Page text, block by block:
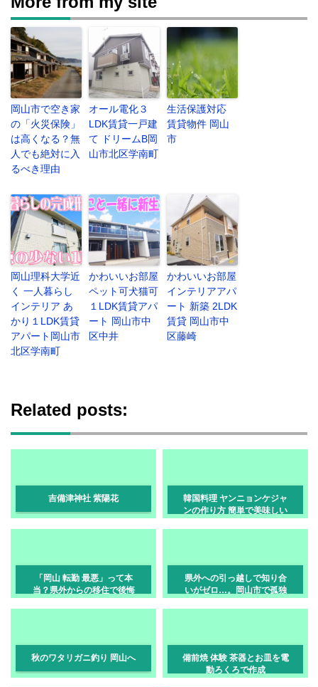
岡山市で空き家
の「火災保険」
は高くなる？無
人でも絶対に入
るべき理由
オール電化３
LDK賃貸一戸建
て ドリームB岡
山市北区学南町
生活保護対応
賃貸物件 岡山
市
岡山理科大学近
く 一人暮らし
インテリア あ
かり１LDK賃貸
アパート岡山市
北区学南町
かわいいお部屋
ペット可犬猫可
１LDK賃貸アパ
ート 岡山市中
区中井
かわいいお部屋
インテリアアパ
ート 新築 2LDK
賃貸 岡山市中
区藤崎
Related posts:
吉備津神社 紫陽花
韓国料理 ヤンニョンケジャ
ンの作り方 簡単で美味しい
「岡山 転勤 最悪」って本
当？県外からの移住で後悔
県外への引っ越しで知り合
いがゼロ…。岡山市で孤独
秋のワタリガニ釣り 岡山へ
備前焼 体験 茶器とお皿を電
動ろくろで作成